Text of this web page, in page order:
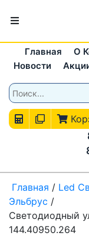
Главная О
Новости
Главная / Led
Эльбрус /
Светодиодный
144.40950.264